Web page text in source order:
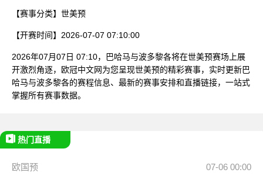
【赛事分类】 世美预
【开赛时间】 2026-07-07 07:10:00
2026年07月07日 07:10，巴哈马与波多黎各将在世美预赛场上展
开激烈角逐，欧冠中文网为您呈现世美预的精彩赛事，实时更新巴
哈马与波多黎各的赛程信息、最新的赛事安排和直播链接，一站式
掌握所有赛事数据。
热门直播
欧国预 07-06 00:00